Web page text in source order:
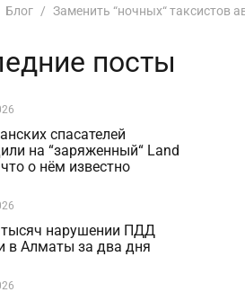
Блог Заменить “ночных“ таксистов
посты
спасателей
на “заряженный“ Land
о нём известно
тысяч нарушении ПДД
в Алматы за два дня